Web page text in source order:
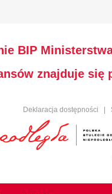
BIP
znajduje się
Deklaracja dostępności